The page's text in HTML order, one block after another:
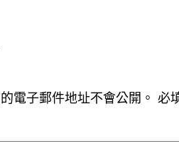
電子郵件地址不會公開。 必